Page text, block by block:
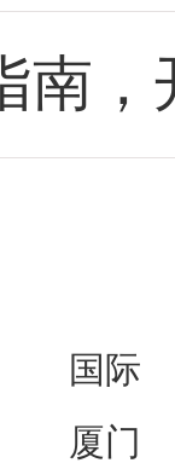
南
国际
厦门